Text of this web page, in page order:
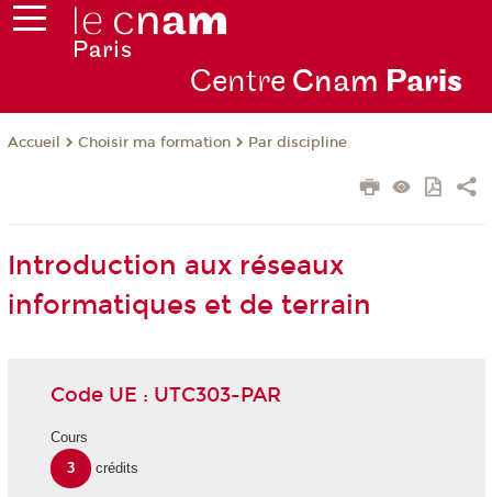
Centre Cnam Paris
Accueil Choisir ma formation Par discipline
Introduction aux réseaux
informatiques et de terrain
Code UE : UTC303-PAR
Cours
3
crédits